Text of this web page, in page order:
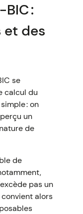
:
et des
se
calcul du
: on
un
de
de
pas un
alors